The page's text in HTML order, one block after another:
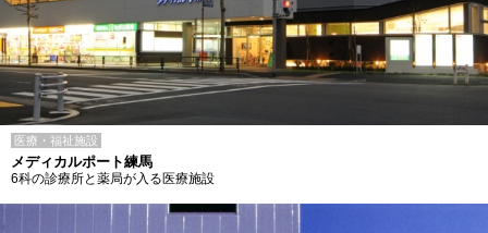
医療・福祉施設
メディカルポート練馬
6科の診療所と薬局が入る医療施設